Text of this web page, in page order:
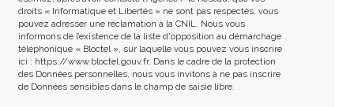
droits « Informatique et Libertés » ne sont pas respectés, vous
pouvez adresser une réclamation à la CNIL. Nous vous
informons de l’existence de la liste d'opposition au démarchage
téléphonique « Bloctel », sur laquelle vous pouvez vous inscrire
ici : https://www.bloctel.gouv.fr. Dans le cadre de la protection
des Données personnelles, nous vous invitons à ne pas inscrire
de Données sensibles dans le champ de saisie libre.